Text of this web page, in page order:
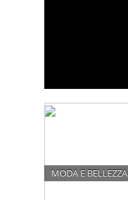
MODA E BELLEZZA